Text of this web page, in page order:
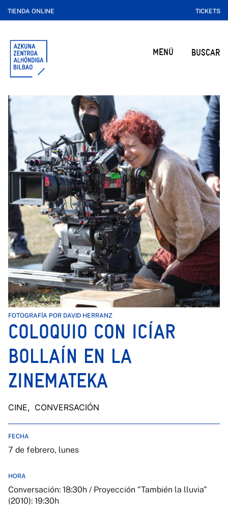
TIENDA ONLINE TICKETS
MENÚ BUSCAR
FOTOGRAFÍA POR DAVID HERRANZ
COLOQUIO CON ICÍAR
BOLLAÍN EN LA
ZINEMATEKA
CINE, CONVERSACIÓN
FECHA
7 de febrero, lunes
HORA
Conversación: 18:30h / Proyección "También la lluvia"
(2010): 19:30h